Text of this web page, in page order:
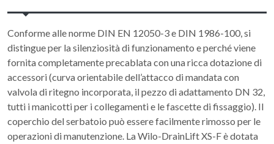
Conforme alle norme DIN EN 12050-3 e DIN 1986-100, si
distingue per la silenziosità di funzionamento e perché viene
fornita completamente precablata con una ricca dotazione di
accessori (curva orientabile dell’attacco di mandata con
valvola di ritegno incorporata, il pezzo di adattamento DN 32,
tutti i manicotti per i collegamenti e le fascette di fissaggio). Il
coperchio del serbatoio può essere facilmente rimosso per le
operazioni di manutenzione. La Wilo-DrainLift XS-F è dotata